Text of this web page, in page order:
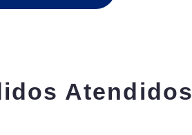
Atendidos